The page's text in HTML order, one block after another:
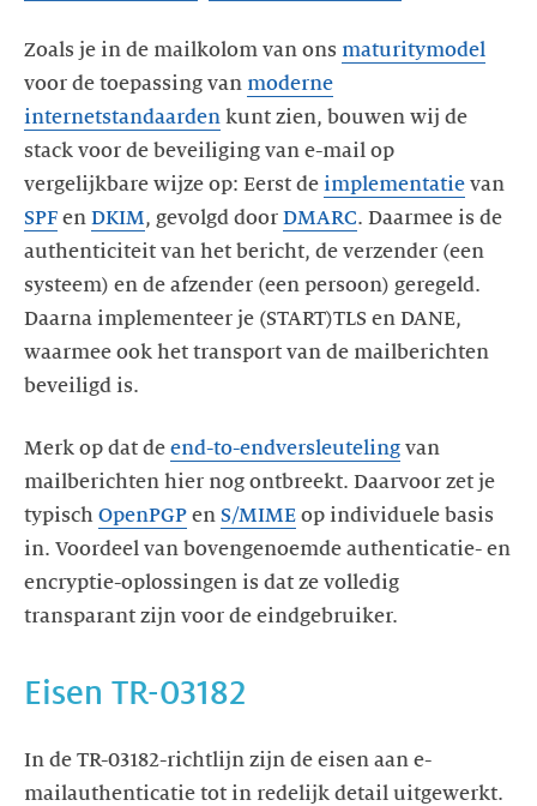
Zoals je in de mailkolom van ons maturitymodel
voor de toepassing van moderne
internetstandaarden kunt zien, bouwen wij de
stack voor de beveiliging van e-mail op
vergelijkbare wijze op: Eerst de implementatie van
SPF en DKIM, gevolgd door DMARC. Daarmee is de
authenticiteit van het bericht, de verzender (een
systeem) en de afzender (een persoon) geregeld.
Daarna implementeer je (START)TLS en DANE,
waarmee ook het transport van de mailberichten
beveiligd is.
Merk op dat de end-to-endversleuteling van
mailberichten hier nog ontbreekt. Daarvoor zet je
typisch OpenPGP en S/MIME op individuele basis
in. Voordeel van bovengenoemde authenticatie- en
encryptie-oplossingen is dat ze volledig
transparant zijn voor de eindgebruiker.
Eisen TR-03182
In de TR-03182-richtlijn zijn de eisen aan e-
mailauthenticatie tot in redelijk detail uitgewerkt.